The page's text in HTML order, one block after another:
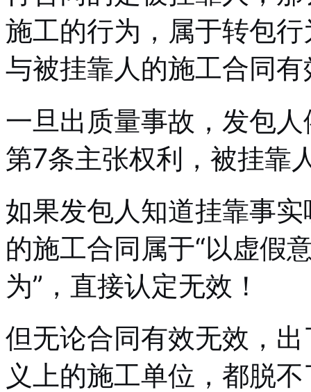
施工的行为，属于转包
与被挂靠人的施工合同有
一旦出质量事故，发包
第7条主张权利，被挂靠
如果发包人知道挂靠事
的施工合同属于“以虚假
为”，直接认定无效！
但无论合同有效无效，
义上的施工单位，都脱